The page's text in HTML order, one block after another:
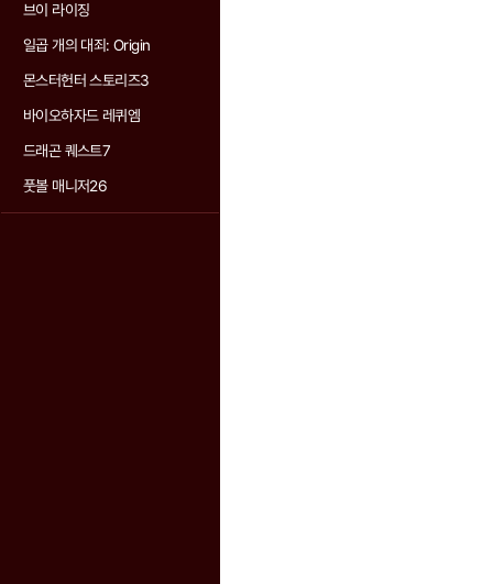
브이 라이징
일곱 개의 대죄: Origin
몬스터헌터 스토리즈3
바이오하자드 레퀴엠
드래곤 퀘스트7
풋볼 매니저26